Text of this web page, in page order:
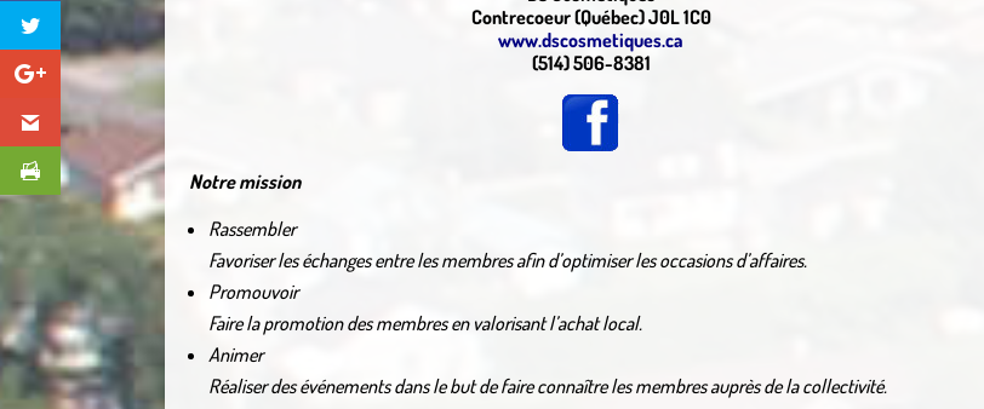
Contrecoeur (Québec) J0L 1C0
www.dscosmetiques.ca
(514) 506-8381
Notre mission
Rassembler
Favoriser les échanges entre les membres afin d’optimiser les occasions d’affaires.
Promouvoir
Faire la promotion des membres en valorisant l’achat local.
Animer
Réaliser des événements dans le but de faire connaître les membres auprès de la collectivité.